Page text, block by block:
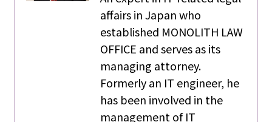
affairs in Japan who
established MONOLITH LAW
OFFICE and serves as its
managing attorney.
Formerly an IT engineer, he
has been involved in the
management of IT